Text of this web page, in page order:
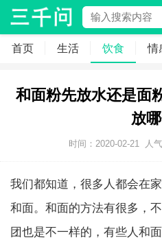
首页 生活 饮食 情
和面粉先放水还是面
放
时间：2020-02-21 人气
我们都知道，很多人都会在
和面。和面的方法有很多，
团也是不一样的，有些人和